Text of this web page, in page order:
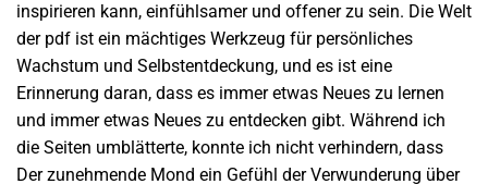
inspirieren kann, einfühlsamer und offener zu sein. Die Welt
der pdf ist ein mächtiges Werkzeug für persönliches
Wachstum und Selbstentdeckung, und es ist eine
Erinnerung daran, dass es immer etwas Neues zu lernen
und immer etwas Neues zu entdecken gibt. Während ich
die Seiten umblätterte, konnte ich nicht verhindern, dass
Der zunehmende Mond ein Gefühl der Verwunderung über